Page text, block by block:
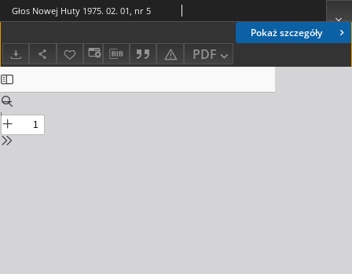
Pokaż szczegóły
PDF
Głos Nowej Huty 1975. 02. 01, nr 5